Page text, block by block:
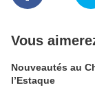
Vous
Nouveautés au
l’Estaque